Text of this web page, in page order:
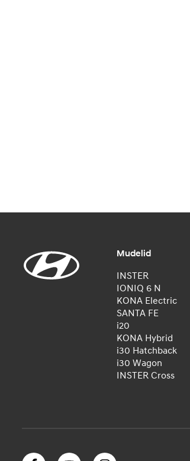
Mudelid
INSTER
IONIQ 6 N
KONA Electric
SANTA FE
i20
KONA Hybrid
i30 Hatchback
i30 Wagon
INSTER Cross